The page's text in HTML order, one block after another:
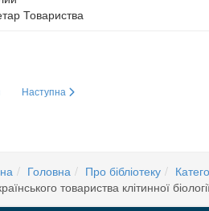
Товариства
12 січня 2016 р. в Актовій залі
Наступна стаття: Будова і функція
Наступна
Головна Про бібліотеку
товариства клітинної